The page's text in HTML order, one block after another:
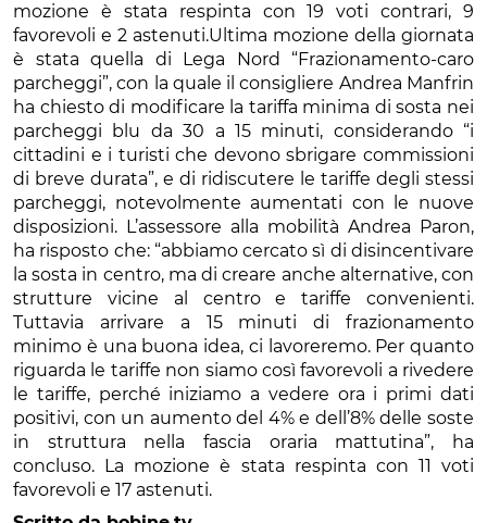
mozione è stata respinta con 19 voti contrari, 9
favorevoli e 2 astenuti.Ultima mozione della giornata
è stata quella di Lega Nord “Frazionamento-caro
parcheggi”, con la quale il consigliere Andrea Manfrin
ha chiesto di modificare la tariffa minima di sosta nei
parcheggi blu da 30 a 15 minuti, considerando “i
cittadini e i turisti che devono sbrigare commissioni
di breve durata”, e di ridiscutere le tariffe degli stessi
parcheggi, notevolmente aumentati con le nuove
disposizioni. L’assessore alla mobilità Andrea Paron,
ha risposto che: “abbiamo cercato sì di disincentivare
la sosta in centro, ma di creare anche alternative, con
strutture vicine al centro e tariffe convenienti.
Tuttavia arrivare a 15 minuti di frazionamento
minimo è una buona idea, ci lavoreremo. Per quanto
riguarda le tariffe non siamo così favorevoli a rivedere
le tariffe, perché iniziamo a vedere ora i primi dati
positivi, con un aumento del 4% e dell’8% delle soste
in struttura nella fascia oraria mattutina”, ha
concluso. La mozione è stata respinta con 11 voti
favorevoli e 17 astenuti.